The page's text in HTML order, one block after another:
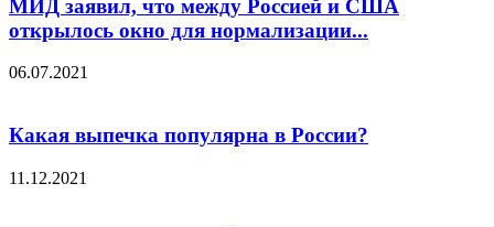
МИД заявил, что между Россией и США
открылось окно для нормализации...
06.07.2021
Какая выпечка популярна в России?
11.12.2021